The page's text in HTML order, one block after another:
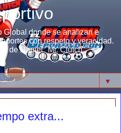
Global donde se analizan e
con respeto y veracidad.
de Daniel "Mr. Clutch"
▼
extra...